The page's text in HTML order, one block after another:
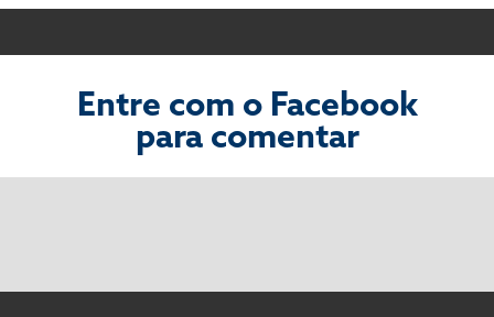
Entre com o Facebook
para comentar